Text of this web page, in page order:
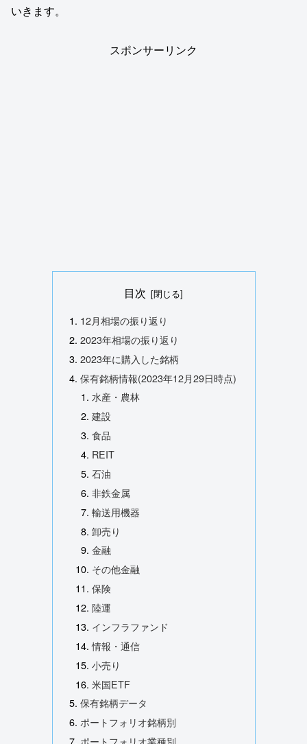
いきます。
スポンサーリンク
目次
12月相場の振り返り
2023年相場の振り返り
2023年に購入した銘柄
保有銘柄情報(2023年12月29日時点)
水産・農林
建設
食品
REIT
石油
非鉄金属
輸送用機器
卸売り
金融
その他金融
保険
陸運
インフラファンド
情報・通信
小売り
米国ETF
保有銘柄データ
ポートフォリオ銘柄別
ポートフォリオ業種別